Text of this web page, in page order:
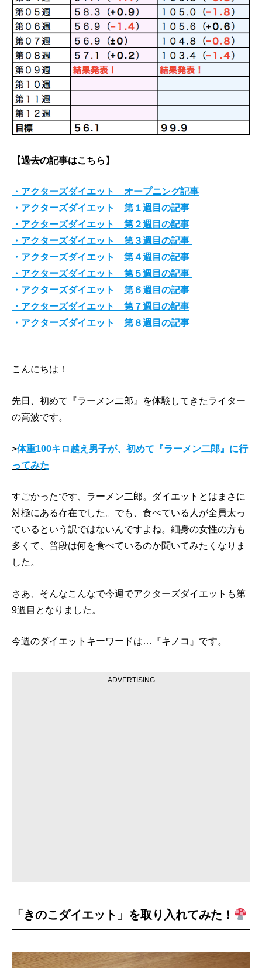
【過去の記事はこちら 】
・アクターズダイエット オープニング記事
・アクターズダイエット 第１週目の記事
・アクターズダイエット 第２週目の記事
・アクターズダイエット 第３週目の記事
・アクターズダイエット 第４週目の記事
・アクターズダイエット 第５週目の記事
・アクターズダイエット 第６週目の記事
・アクターズダイエット 第７週目の記事
・アクターズダイエット 第８週目の記事
こんにちは！
先日、初めて『ラーメン二郎』を体験してきたライター
の高波です。
>体重100キロ越え男子が、初めて『ラーメン二郎』に行
ってみた
すごかったです、ラーメン二郎。ダイエットとはまさに
対極にある存在でした。でも、食べている人が全員太っ
ているという訳ではないんですよね。細身の女性の方も
多くて、普段は何を食べているのか聞いてみたくなりま
した。
さあ、そんなこんなで今週でアクターズダイエットも第
9週目となりました。
今週のダイエットキーワードは…『キノコ』です。
ADVERTISING
「きのこダイエット」を取り入れてみた！